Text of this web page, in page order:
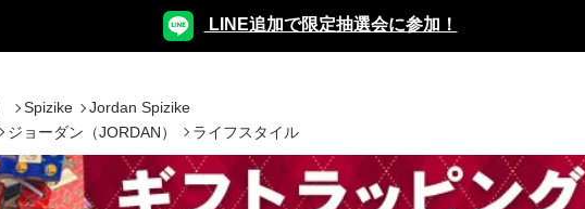
LINE追加で限定抽選会に参加！
Spizike
Jordan Spizike
ジョーダン（JORDAN） ライフスタイル